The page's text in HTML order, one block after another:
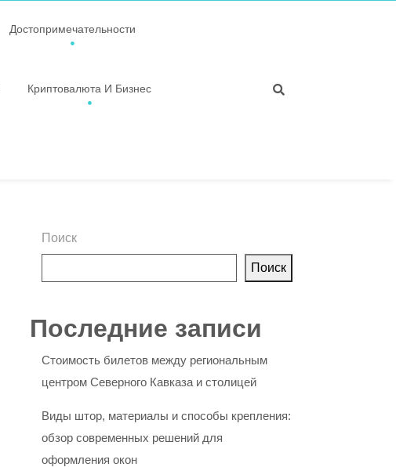
Достопримечательности
Криптовалюта И Бизнес
Поиск
Поиск
Последние записи
Стоимость билетов между региональным
центром Северного Кавказа и столицей
Виды штор, материалы и способы крепления:
обзор современных решений для
оформления окон